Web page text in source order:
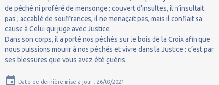
de péché ni proféré de mensonge : couvert d’insultes, il n’insultait
pas ; accablé de souffrances, il ne menaçait pas, mais il confiait sa
cause à Celui qui juge avec Justice.
Dans son corps, il a porté nos péchés sur le bois de la Croix afin que
nous puissions mourir à nos péchés et vivre dans la Justice : c’est par
ses blessures que vous avez été guéris.
Date de dernière mise à jour : 26/03/2021